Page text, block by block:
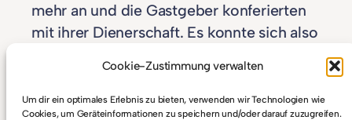
Cookie-Zustimmung verwalten
Um dir ein optimales Erlebnis zu bieten, verwenden wir Technologien wie
Cookies, um Geräteinformationen zu speichern und/oder darauf zuzugreifen.
mehr an und die Gastgeber konferierten
mit ihrer Dienerschaft. Es konnte sich also
die Gesellschaft gebeten würde, am
Esstisch Platz zu nehmen.